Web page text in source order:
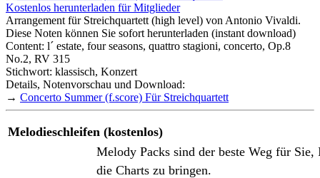
Kostenlos herunterladen für Mitglieder
Arrangement für Streichquartett (high level) von Antonio Vivaldi.
Diese Noten können Sie sofort herunterladen (instant download)
Content: l´ estate, four seasons, quattro stagioni, concerto, Op.8
No.2, RV 315
Stichwort: klassisch, Konzert
Details, Notenvorschau und Download:
→ Concerto Summer (f.score) Für Streichquartett
Melodieschleifen (kostenlos)
Melody Packs sind der beste Weg für Sie,
die Charts zu bringen.